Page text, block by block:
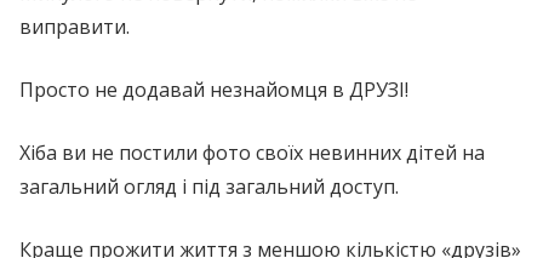
виправити.
Просто не додавай незнайомця в ДРУЗІ!
Хіба ви не постили фото своїх невинних дітей на
загальний огляд і під загальний доступ.
Краще прожити життя з меншою кількістю «друзів»